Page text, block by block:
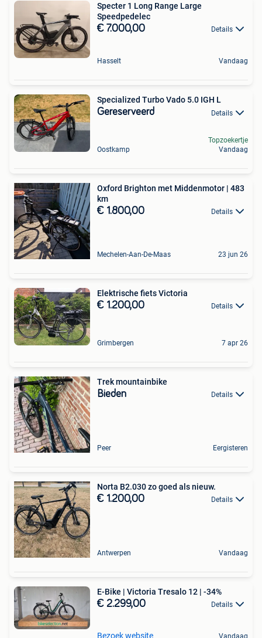
Specter 1 Long Range Large
Speedpedelec
€ 7.000,00 Details
Hasselt Vandaag
Specialized Turbo Vado 5.0 IGH L
Gereserveerd Details
Oostkamp
Topzoekertje
Vandaag
Oxford Brighton met Middenmotor | 483
km
€ 1.800,00 Details
Mechelen-Aan-De-Maas 23 jun 26
Elektrische fiets Victoria
€ 1.200,00 Details
Grimbergen 7 apr 26
Trek mountainbike
Bieden Details
Peer Eergisteren
Norta B2.030 zo goed als nieuw.
€ 1.200,00 Details
Antwerpen Vandaag
E-Bike | Victoria Tresalo 12 | -34%
€ 2.299,00 Details
Bezoek website Vandaag